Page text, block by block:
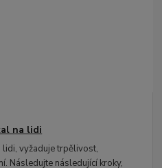
na lidi
lidi, vyžaduje trpělivost,
Následujte následující kroky,